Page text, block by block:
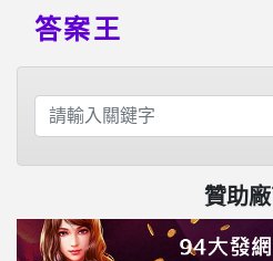
答案王
贊助